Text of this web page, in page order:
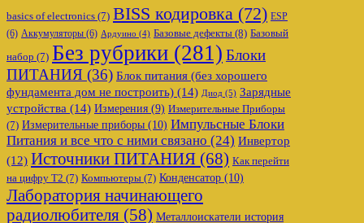
basics of electronics (7) BISS кодировка (72) ESP
(6) Аккумуляторы (6) Ардуино (4) Базовые дефекты (8) Базовый
набор (7) Без рубрики (281) Блоки
ПИТАНИЯ (36) Блок питания (без хорошего
фундамента дом не построить) (14) Диод (5) Зарядные
устройства (14) Измерения (9) Измерительные Приборы
(7) Измерительные приборы (10) Импульсные Блоки
Питания и все что с ними связано (24) Инвертор
(12) Источники ПИТАНИЯ (68) Как перейти
на цифру Т2 (7) Компьютеры (7) Конденсатор (10)
Лаборатория начинающего
радиолюбителя (58) Металлоискатели история